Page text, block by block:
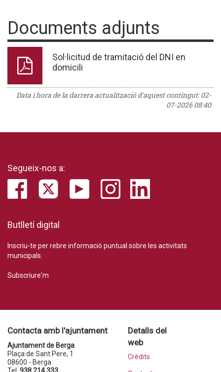
Documents adjunts
Sol·licitud de tramitació del DNI en
domicili
Data i hora de la darrera actualització d'aquest contingut:02-
07-2026 08:40
Segueix-nos a:
Butlletí digital
Inscriu-te per rebre informació puntual sobre les activitats
municipals.
Subscriure'm
Contacta amb l'ajuntament
Ajuntament de Berga
Plaça de Sant Pere, 1
08600 - Berga
Detalls del
web
Crèdits